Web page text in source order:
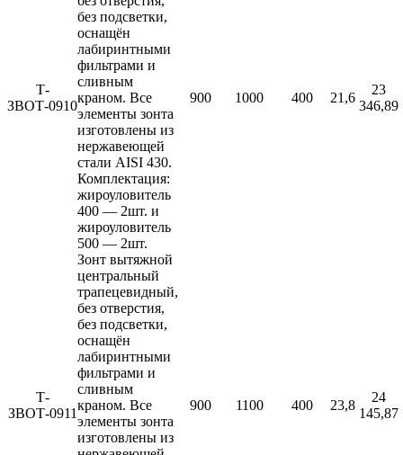
Т-
ЗВОТ-0910
без подсветки,
оснащён
лабиринтными
фильтрами и
сливным
краном. Все
элементы зонта
изготовлены из
нержавеющей
стали AISI 430.
Комплектация:
жироуловитель
400 — 2шт. и
жироуловитель
500 — 2шт.
900 1000 400 21,6
23
346,89
Т-
ЗВОТ-0911
Зонт вытяжной
центральный
трапецевидный,
без отверстия,
без подсветки,
оснащён
лабиринтными
фильтрами и
сливным
краном. Все
элементы зонта
изготовлены из
900 1100 400 23,8
24
145,87